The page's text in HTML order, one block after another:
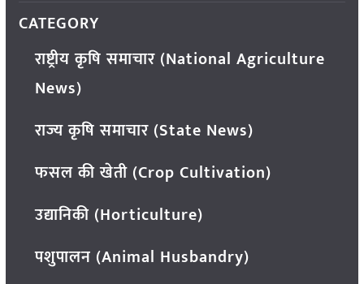
CATEGORY
राष्ट्रीय कृषि समाचार (National Agriculture
News)
राज्य कृषि समाचार (State News)
फसल की खेती (Crop Cultivation)
उद्यानिकी (Horticulture)
पशुपालन (Animal Husbandry)